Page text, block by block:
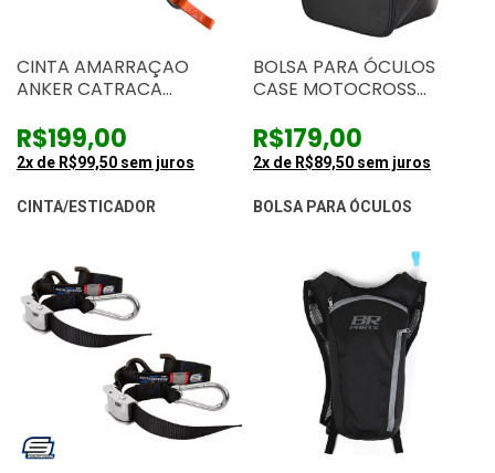
CINTA AMARRAÇAO
ANKER CATRACA
R$199,00
2x de R$99,50 sem juros
CINTA/ESTICADOR
BOLSA PARA ÓCULOS
CASE MOTOCROSS
R$179,00
2x de R$89,50 sem juros
BOLSA PARA ÓCULOS